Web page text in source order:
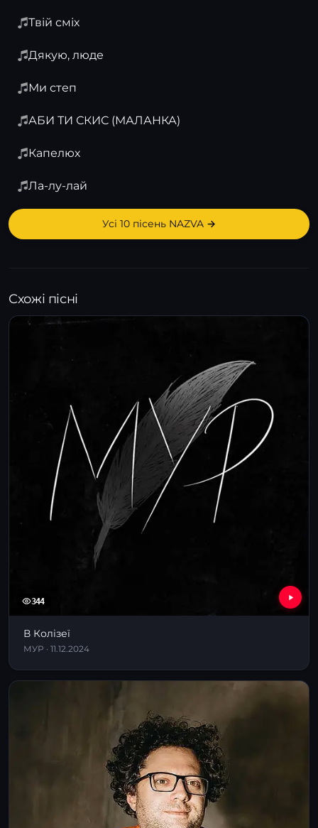
Твій сміх
Дякую, люде
Ми степ
АБИ ТИ СКИС (МАЛАНКА)
Капелюх
Ла-лу-лай
Усі 10 пісень NAZVA →
Схожі пісні
344
В Колізеї
МУР · 11.12.2024